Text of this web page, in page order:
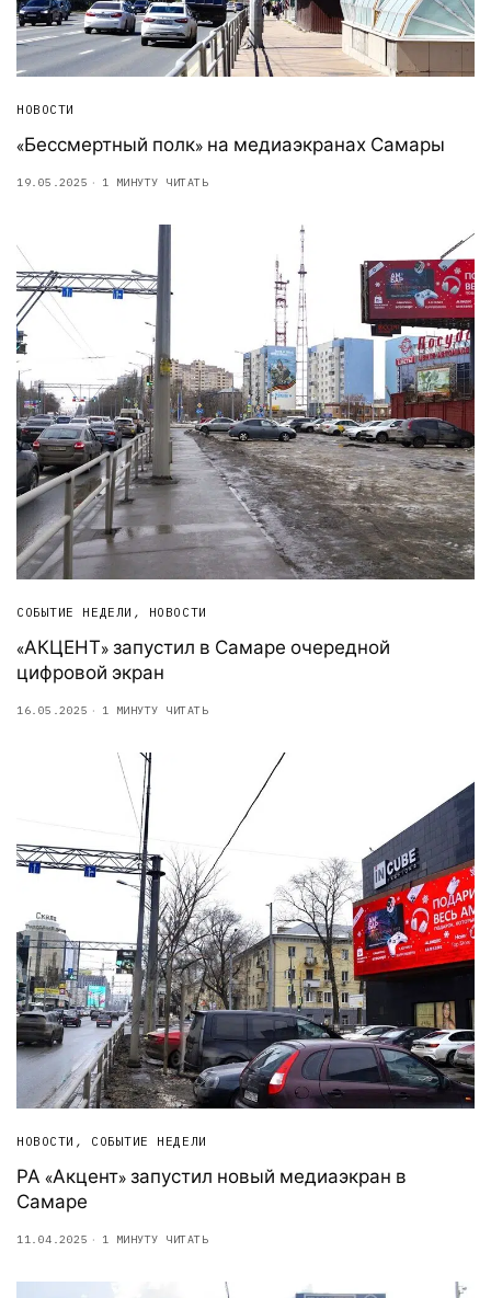
НОВОСТИ
«Бессмертный полк» на медиаэкранах Самары
19.05.2025 1 МИНУТУ ЧИТАТЬ
СОБЫТИЕ НЕДЕЛИ , НОВОСТИ
«АКЦЕНТ» запустил в Самаре очередной
цифровой экран
16.05.2025 1 МИНУТУ ЧИТАТЬ
НОВОСТИ , СОБЫТИЕ НЕДЕЛИ
РА «Акцент» запустил новый медиаэкран в
Самаре
11.04.2025 1 МИНУТУ ЧИТАТЬ